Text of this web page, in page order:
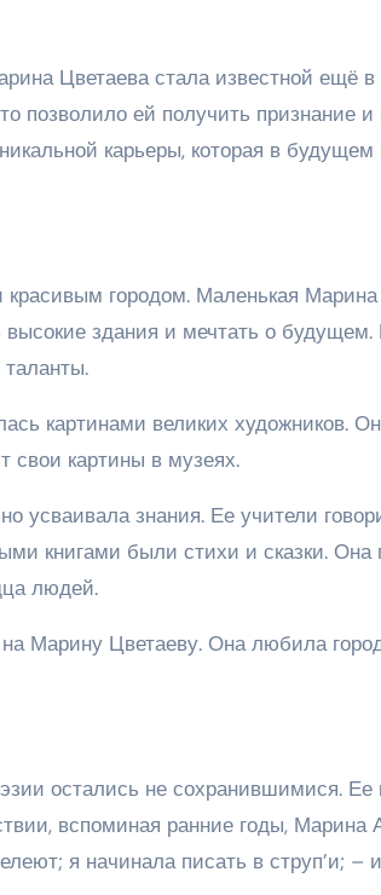
Цветаева стала известной ещё
позволило ей получить признание
карьеры, которая в
городом. Маленькая
здания и мечтать о будущем.
картинами великих художников.
свои картины в музеях.
усваивала знания. Ее учители
книгами были стихи и сказки. Она
людей.
Марину Цветаеву. Она любила
остались не сохранившимися. Ее
вспоминая ранние годы, Марина
я начинала писать в струп’и; –